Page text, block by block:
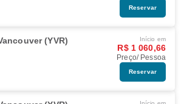
Reservar
(YVR) Início em
R$ 1 060,66
Preço/ Pessoa
Reservar